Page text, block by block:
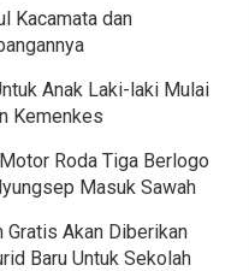
Kacamata dan
Anak Laki-laki Mulai
Kemenkes
Roda Tiga Berlogo
Masuk Sawah
Gratis Akan Diberikan
Baru Untuk Sekolah